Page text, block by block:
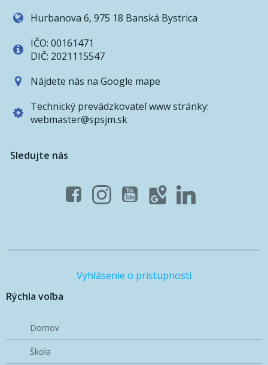
Hurbanova 6, 975 18 Banská Bystrica
IČO: 00161471
DIČ: 2021115547
Nájdete nás na Google mape
Technický prevádzkovateľ www stránky:
webmaster@spsjm.sk
Rýchla voľba
Domov
Škola
Sledujte nás
Vyhlásenie o prístupnosti